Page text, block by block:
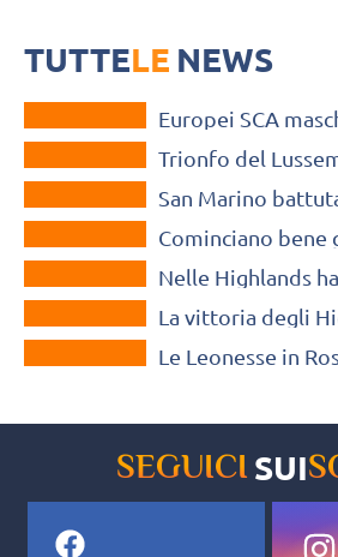
TUTTELE NEWS
MONDO
Europei SCA
MONDO
Trionfo del
MONDO
San Marino
MONDO
Cominciano bene
ATTIVITÀ INTERNAZIONALE
Nelle Highlands
MACVolley
ATTIVITÀ INTERNAZIONALE
La vittoria degli
nazioni”
ATTIVITÀ INTERNAZIONALE
Le Leonesse in
SEGUICI SUI